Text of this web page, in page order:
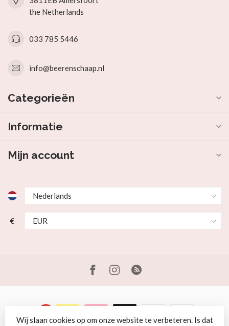
the Netherlands
033 785 5446
info@beerenschaap.nl
Categorieën
Informatie
Mijn account
€
Wij slaan cookies op om onze website te verbeteren. Is dat